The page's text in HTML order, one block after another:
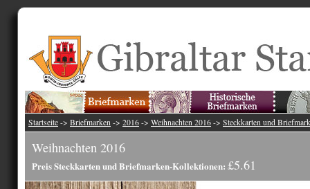
Startseite -> Briefmarken -> 2016 -> Weihnachten 2016 -> Steckkarten und
Weihnachten 2016
Preis Steckkarten und Briefmarken-Kollektionen: £5.61